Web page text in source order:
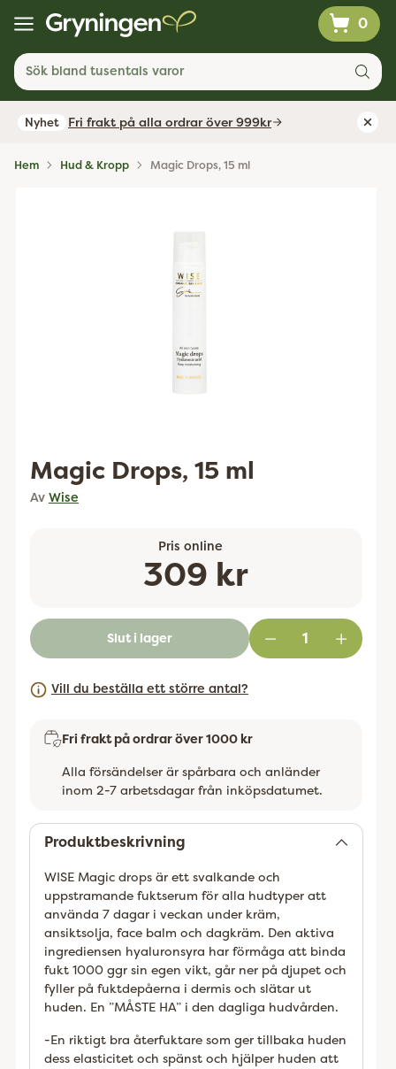
0
Sök bland tusentals varor
Nyhet Fri frakt på alla ordrar över 999kr
Hem Hud & Kropp Magic Drops, 15 ml
Magic Drops, 15 ml
Av Wise
Pris online
Ordinarie
pris
309 kr
Slut i lager
Vill du beställa ett större antal?
Fri frakt på ordrar över 1000 kr
Alla försändelser är spårbara och anländer
inom 2-7 arbetsdagar från inköpsdatumet.
Produktbeskrivning
WISE Magic drops är ett svalkande och
uppstramande fuktserum för alla hudtyper att
använda 7 dagar i veckan under kräm,
ansiktsolja, face balm och dagkräm. Den aktiva
ingrediensen hyaluronsyra har förmåga att binda
fukt 1000 ggr sin egen vikt, går ner på djupet och
fyller på fuktdepåerna i dermis och slätar ut
huden. En ”MÅSTE HA” i den dagliga hudvården.
-En riktigt bra återfuktare som ger tillbaka huden
dess elasticitet och spänst och hjälper huden att